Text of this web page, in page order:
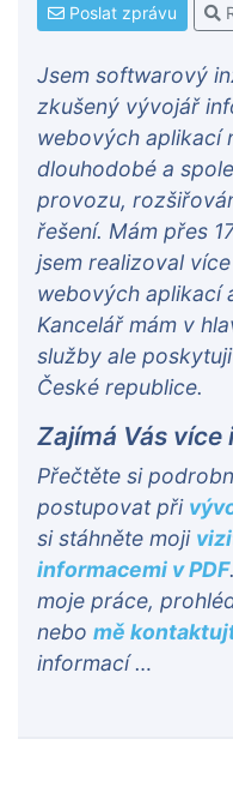
Poslat zprávu
Jsem softwarový
zkušený vývojář
webových aplikací
dlouhodobé a
provozu,
řešení. Mám přes
jsem realizoval
webových aplikací
Kancelář mám v
služby ale
České republice.
Zajímá Vás více
Přečtěte si
postupovat při
si stáhněte moji
informacemi v PDF
moje práce,
nebo mě
informací …